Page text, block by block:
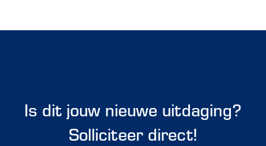
Is dit jouw nieuwe uitdaging?
Solliciteer direct!